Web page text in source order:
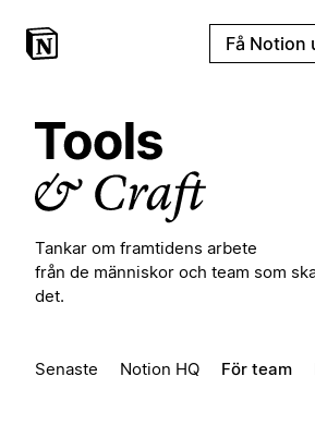
Få Notion
Tankar om framtidens arbete
från de människor och team som
det.
Senaste Notion HQ För team